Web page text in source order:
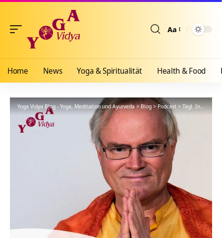
Aa
Home News Yoga & Spiritualität Health & Food
Yoga Vidya Blog - Yoga, Meditation und Ayurveda>Blog>Podcast>Tägl. Inspiration